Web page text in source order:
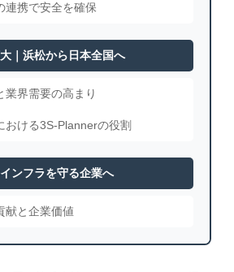
連携で安全を確保
｜浜松から日本全国へ
業界需要の高まり
おける3S-Plannerの役割
ンフラを守る企業へ
献と企業価値